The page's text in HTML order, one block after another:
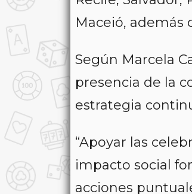
Maceió, además
Según Marcela
presencia de la
estrategia
“Apoyar las
impacto social
acciones